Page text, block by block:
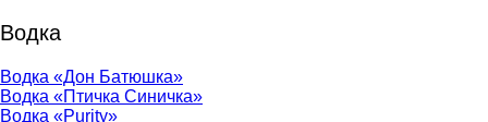
Водка
Водка «Дон Батюшка»
Водка «Птичка Синичка»
Водка «Purity»